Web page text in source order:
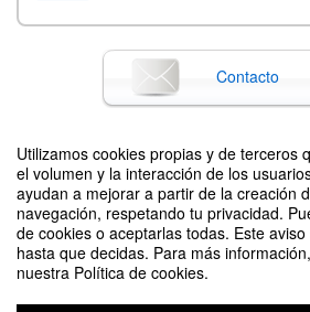
Utilizamos cookies propias y de terceros
el volumen y la interacción de los
ayudan a mejorar a partir de la creación
navegación, respetando tu privacidad.
de cookies o aceptarlas todas. Este
hasta que decidas. Para más
nuestra Política de cookies.
Contacto
Difunde tu evento poniendo el siguiente